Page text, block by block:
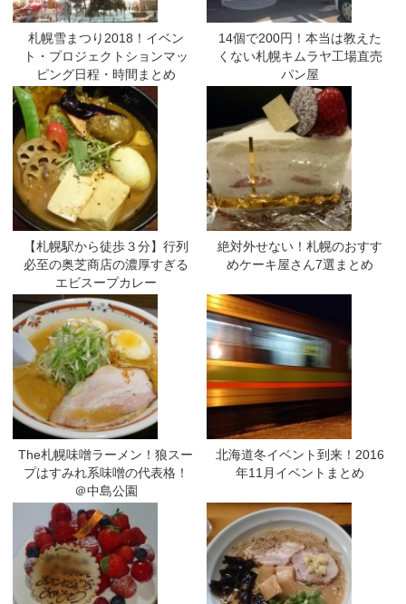
札幌雪まつり2018！イベン
ト・プロジェクトションマッ
ピング日程・時間まとめ
14個で200円！本当は教えた
くない札幌キムラヤ工場直売
パン屋
【札幌駅から徒歩３分】行列
必至の奥芝商店の濃厚すぎる
エビスープカレー
絶対外せない！札幌のおすす
めケーキ屋さん7選まとめ
The札幌味噌ラーメン！狼スー
プはすみれ系味噌の代表格！
＠中島公園
北海道冬イベント到来！2016
年11月イベントまとめ